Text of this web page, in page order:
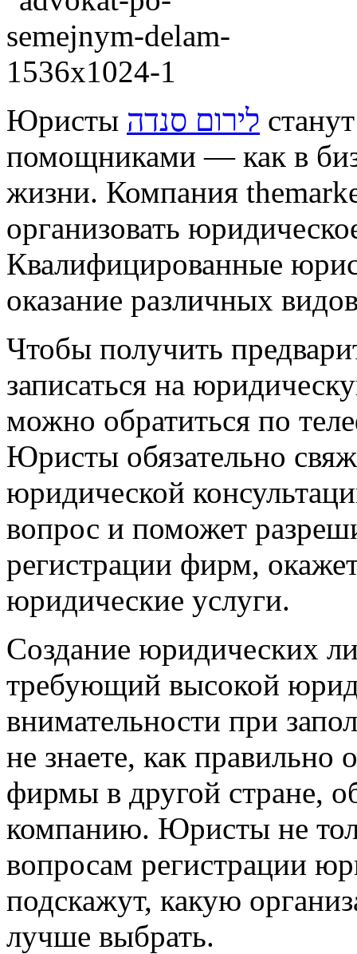
Юристы לירום סנדה
помощниками — как в
жизни. Компания
организовать
Квалифицированные
оказание различных
Чтобы получить
записаться на
можно обратиться по
Юристы обязательно
юридической
вопрос и поможет
регистрации фирм,
юридические услуги.
Создание юридических
требующий высокой
внимательности при
не знаете, как правильно
фирмы в другой стране,
компанию. Юристы не
вопросам регистрации
подскажут, какую
лучше выбрать.